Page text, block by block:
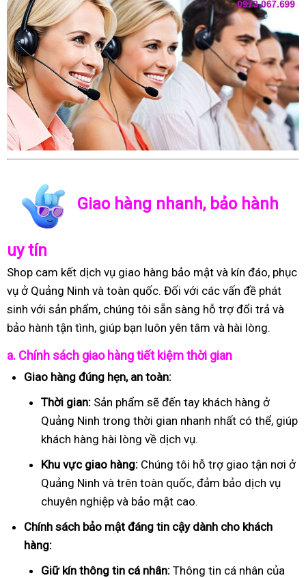
Giao hàng nhanh, bảo hành
uy tín
Shop cam kết dịch vụ giao hàng bảo mật và kín đáo, phục
vụ ở Quảng Ninh và toàn quốc. Đối với các vấn đề phát
sinh với sản phẩm, chúng tôi sẵn sàng hỗ trợ đổi trả và
bảo hành tận tình, giúp bạn luôn yên tâm và hài lòng.
a. Chính sách giao hàng tiết kiệm thời gian
Giao hàng đúng hẹn, an toàn:
Thời gian: Sản phẩm sẽ đến tay khách hàng ở
Quảng Ninh trong thời gian nhanh nhất có thể, giúp
khách hàng hài lòng về dịch vụ.
Khu vực giao hàng: Chúng tôi hỗ trợ giao tận nơi ở
Quảng Ninh và trên toàn quốc, đảm bảo dịch vụ
chuyên nghiệp và bảo mật cao.
Chính sách bảo mật đáng tin cậy dành cho khách
hàng:
Giữ kín thông tin cá nhân: Thông tin cá nhân của